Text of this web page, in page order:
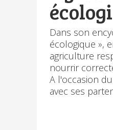
Dans son
écologique »,
agriculture
nourrir
A l'occasion
avec ses